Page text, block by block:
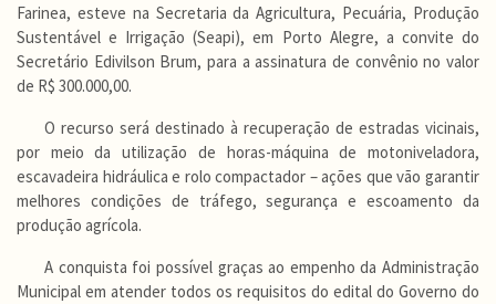
Farinea, esteve na Secretaria da Agricultura, Pecuária, Produção
Sustentável e Irrigação (Seapi), em Porto Alegre, a convite do
Secretário Edivilson Brum, para a assinatura de convênio no valor
de R$ 300.000,00.
O recurso será destinado à recuperação de estradas vicinais,
por meio da utilização de horas-máquina de motoniveladora,
escavadeira hidráulica e rolo compactador – ações que vão garantir
melhores condições de tráfego, segurança e escoamento da
produção agrícola.
A conquista foi possível graças ao empenho da Administração
Municipal em atender todos os requisitos do edital do Governo do